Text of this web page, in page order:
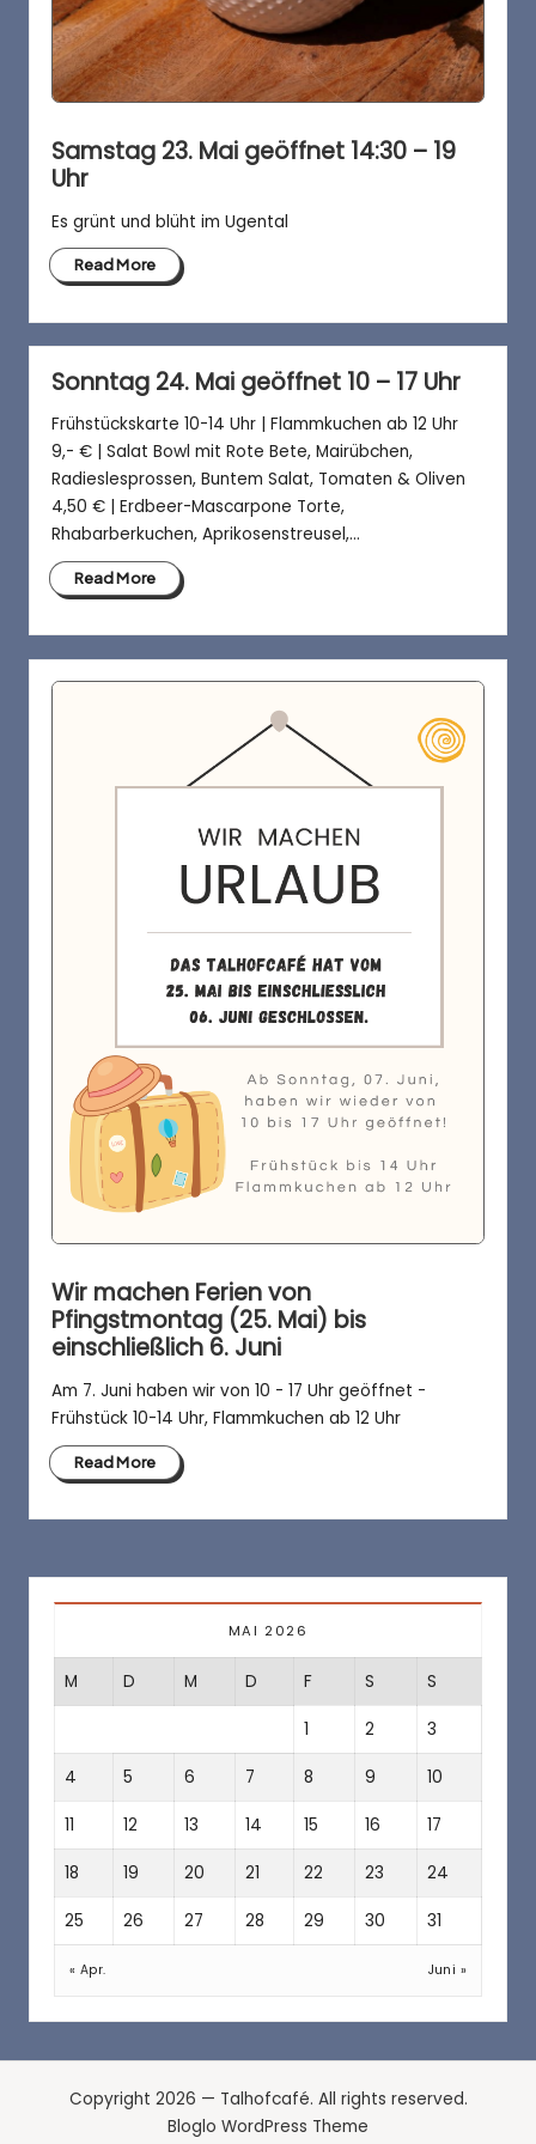
Samstag 23. Mai geöffnet 14:30 – 19
Uhr
Es grünt und blüht im Ugental
Read More
Sonntag 24. Mai geöffnet 10 – 17 Uhr
Frühstückskarte 10-14 Uhr | Flammkuchen ab 12 Uhr
9,- € | Salat Bowl mit Rote Bete, Mairübchen,
Radieslesprossen, Buntem Salat, Tomaten & Oliven
4,50 € | Erdbeer-Mascarpone Torte,
Rhabarberkuchen, Aprikosenstreusel,…
Read More
Wir machen Ferien von
Pfingstmontag (25. Mai) bis
einschließlich 6. Juni
Am 7. Juni haben wir von 10 - 17 Uhr geöffnet -
Frühstück 10-14 Uhr, Flammkuchen ab 12 Uhr
Read More
MAI 2026
M D M D F S S
1 2 3
4 5 6 7 8 9 10
11 12 13 14 15 16 17
18 19 20 21 22 23 24
25 26 27 28 29 30 31
« Apr. Juni »
Copyright 2026 — Talhofcafé. All rights reserved.
Bloglo WordPress Theme